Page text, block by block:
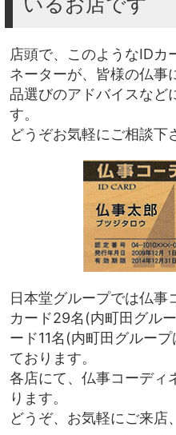
店頭で、このようなIDカ
ネーターが、皆様の仏事
品選びのアドバイスなど
す。
どうぞお気軽にご相談下
日本堂グループでは仏事
カード29名(内町田グル
ード11名(内町田グルー
ております。
各店にて、仏事コーディ
ります。
どうぞ、お気軽にご来店